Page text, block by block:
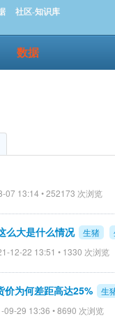
社区-知识库
数据
07 13:14 • 252173 次浏览
么大是什么情况 生猪
12-22 13:51 • 1330 次浏览
价为何差距高达25% 生
09-29 13:36 • 8690 次浏览